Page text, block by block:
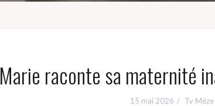
Marie raconte sa maternité
15 mai 2026 Tv Mèze